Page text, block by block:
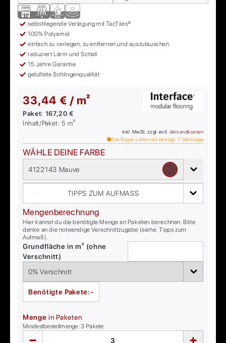
selbstliegende Verlegung mit TacTiles®
100% Polyamid
einfach zu verlegen, zu entfernen und auszutauschen
reduziert Lärm und Schall
15 Jahre Garantie
getuftete Schlingenqualität
33,44 € / m²
Paket: 167,20 €
Inhalt/Paket: 5 m²
inkl. MwSt. zzgl. evtl. Versandkosten
Die Regel-Lieferzeit beträgt: 7 Werktage
WÄHLE DEINE FARBE
4122143 Mauve
TIPPS ZUM AUFMASS
Mengenberechnung
Hier kannst du die benötigte Menge an Paketen berechnen. Bitte
denke an die notwendige Verschnittzugabe (siehe: Tipps zum
Aufmaß).
Grundfläche in m² (ohne
Verschnitt)
Benötigte Pakete:-
Menge in Paketen
Mindestbestellmenge:3 Pakete